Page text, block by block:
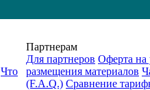
Что
Партнерам
Для партнеров Оферта на
размещения материалов
(F.A.Q.) Cравнение